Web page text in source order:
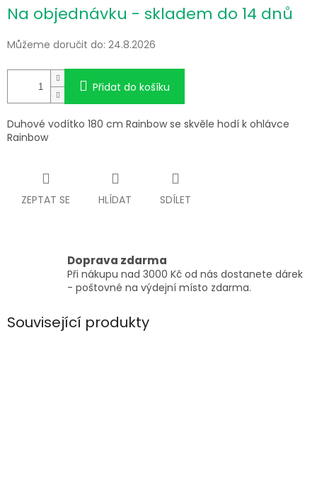
cena:
Na objednávku - skladem do 14 dnů
Můžeme doručit do: 24.8.2026
Přidat do košíku
Duhové vodítko 180 cm Rainbow se skvěle hodí k ohlávce
Rainbow
ZEPTAT SE HLÍDAT SDÍLET
Doprava zdarma
Při nákupu nad 3000 Kč od nás dostanete dárek
- poštovné na výdejní místo zdarma.
Související produkty